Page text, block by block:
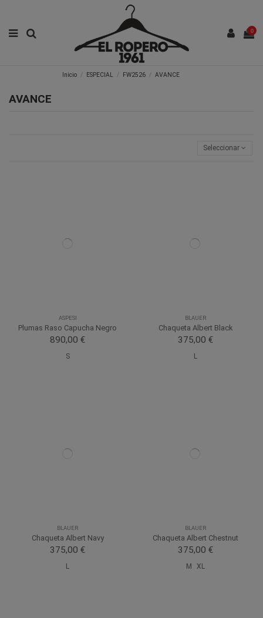
0
Inicio ESPECIAL FW2526 AVANCE
AVANCE
Seleccionar
ASPESI
Plumas Raso Capucha Negro
890,00 €
S
BLAUER
Chaqueta Albert Black
375,00 €
L
BLAUER
Chaqueta Albert Navy
375,00 €
L
BLAUER
Chaqueta Albert Chestnut
375,00 €
M XL